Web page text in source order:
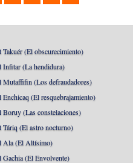
Takuér (El obscurecimiento)
Infitar (La hendidura)
Mutaffifin (Los defraudadores)
(El resquebrajamiento)
(Las constelaciones)
Táriq (El astro nocturno)
Ala (El Altísimo)
Gachia (El Envolvente)